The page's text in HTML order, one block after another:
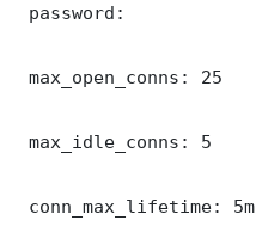
password:
max_open_conns: 25
max_idle_conns: 5
conn_max_lifetime: 5m